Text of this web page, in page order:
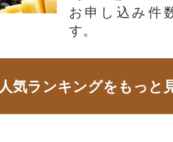
お申し込み件
す。
人気ランキングをもっと